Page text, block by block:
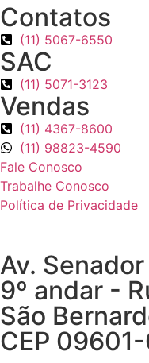
Contatos
(11) 5067-6550
SAC
(11) 5071-3123
Vendas
(11) 4367-8600
(11) 98823-4590
Fale Conosco
Trabalhe Conosco
Política de Privacidade
Av.
9º andar -
São
CEP